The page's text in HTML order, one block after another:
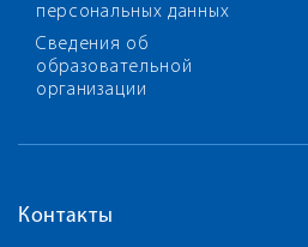
персональных данных
Сведения об
образовательной
организации
Контакты